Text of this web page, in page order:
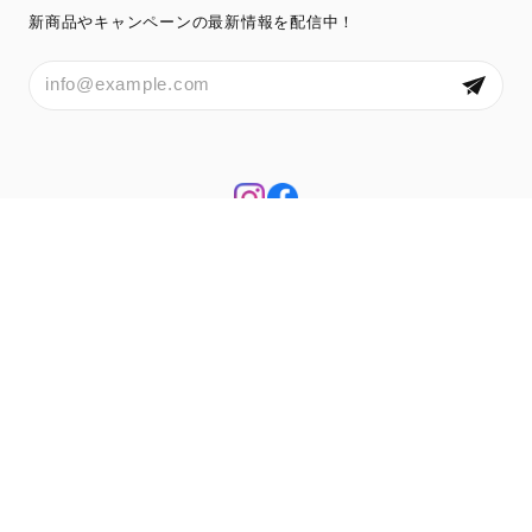
新商品やキャンペーンの最新情報を配信中！